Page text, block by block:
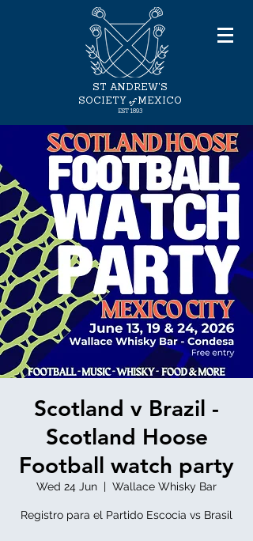
ST ANDREW'S
SOCIETY of MEXICO
EST 1893
Scotland v Brazil -
Scotland Hoose
Football watch party
Wed 24 Jun
  |
Wallace Whisky Bar
Registro para el Partido Escocia vs Brasil